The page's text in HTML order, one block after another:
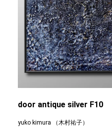
door antique silver F10
yuko kimura （木村祐子）